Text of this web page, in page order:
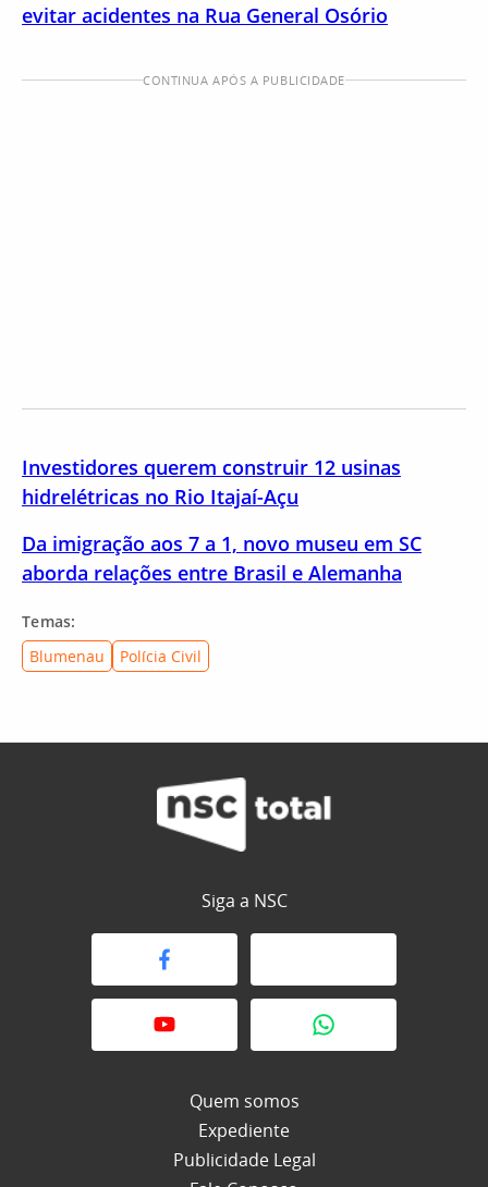
evitar acidentes na Rua General Osório
CONTINUA APÓS A PUBLICIDADE
Investidores querem construir 12 usinas
hidrelétricas no Rio Itajaí-Açu
Da imigração aos 7 a 1, novo museu em SC
aborda relações entre Brasil e Alemanha
Temas:
Blumenau
Polícia Civil
Siga a NSC
Quem somos
Expediente
Publicidade Legal